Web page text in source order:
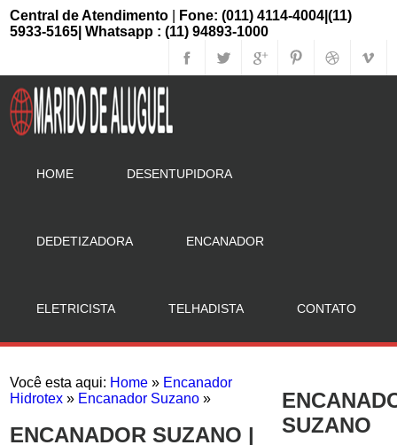
Central de Atendimento
Fone: (011) 4114-4004|(11)
5933-5165| Whatsapp : (11) 94893-1000
HOME DESENTUPIDORA
DEDETIZADORA ENCANADOR
ELETRICISTA TELHADISTA CONTATO
Você esta aqui: Home » Encanador
Hidrotex » Encanador Suzano »
ENCANADOR SUZANO |
SUZANO